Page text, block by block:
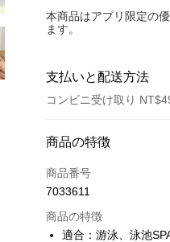
本商品はアプリ限定の
ます。
支払いと配送方法
コンビニ受け取り
お支払い方法
クレジットカード1回払い
コンビニ店頭代金引換
LINE Pay
商品の特徴
商品番号
7033611
商品の特徴
適合：游泳、泳池